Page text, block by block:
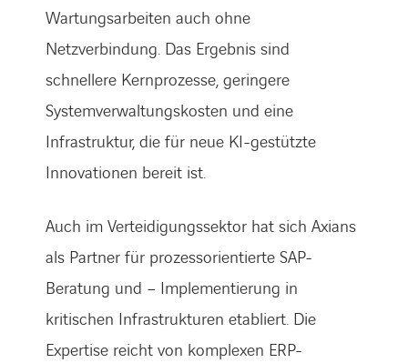
Wartungsarbeiten auch ohne
Netzverbindung. Das Ergebnis sind
schnellere Kernprozesse, geringere
Systemverwaltungskosten und eine
Infrastruktur, die für neue KI-gestützte
Innovationen bereit ist.
Auch im Verteidigungssektor hat sich Axians
als Partner für prozessorientierte SAP-
Beratung und – Implementierung in
kritischen Infrastrukturen etabliert. Die
Expertise reicht von komplexen ERP-